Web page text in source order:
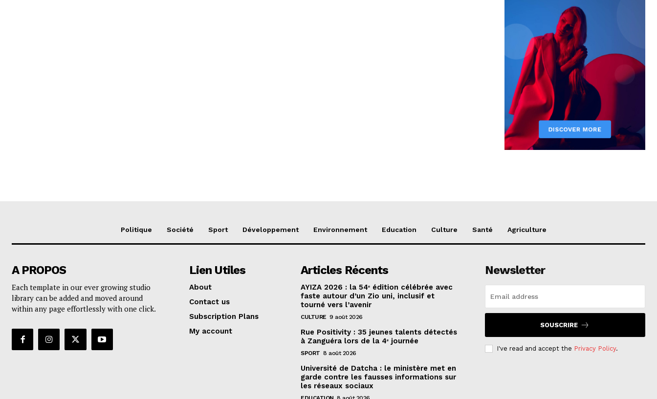
Politique Société Sport Développement Environnement Education Culture Santé Agriculture
A PROPOS
Each template in our ever growing studio
library can be added and moved around
within any page effortlessly with one click.
Lien Utiles
About
Contact us
Subscription Plans
My account
Articles Récents
AYIZA 2026 : la 54ᵉ édition célébrée avec
faste autour d’un Zio uni, inclusif et
tourné vers l’avenir
CULTURE 9 août 2026
Rue Positivity : 35 jeunes talents détectés
à Zanguéra lors de la 4ᵉ journée
SPORT 8 août 2026
Université de Datcha : le ministère met en
garde contre les fausses informations sur
les réseaux sociaux
Newsletter
SOUSCRIRE
I've read and accept the Privacy Policy.